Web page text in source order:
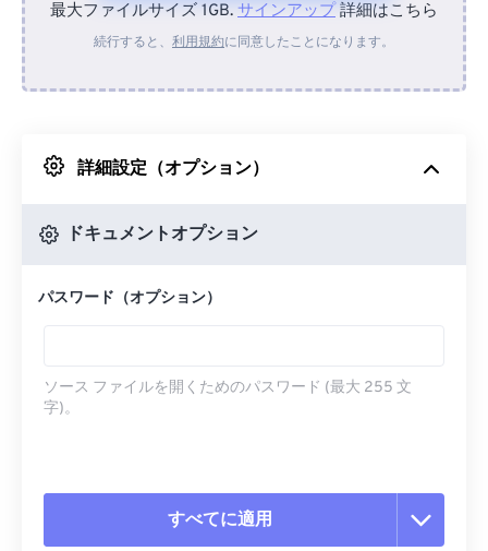
デバイスから
Googleドライブから
最大ファイルサイズ 1GB. サインアップ詳細はこちら
続行すると、 利用規約に同意したことになります。
詳細設定（オプション）
ドキュメントオプション
パスワード（オプション）
ソース ファイルを開くためのパスワード (最大 255 文
字)。
すべてに適用